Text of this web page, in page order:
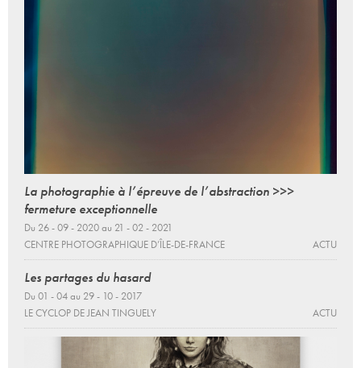
La photographie à l’épreuve de l’abstraction >>>
fermeture exceptionnelle
Du 26 - 09 - 2020 au 21 - 02 - 2021
CENTRE PHOTOGRAPHIQUE D’ÎLE-DE-FRANCE
ACTU
Les partages du hasard
Du 01 - 04 au 29 - 10 - 2017
LE CYCLOP DE JEAN TINGUELY
ACTU